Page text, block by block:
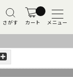
さがす カート メニュー